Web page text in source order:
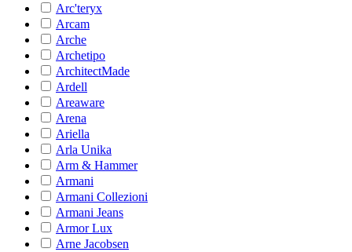
Arc'teryx
Arcam
Arche
Archetipo
ArchitectMade
Ardell
Areaware
Arena
Ariella
Arla Unika
Arm & Hammer
Armani
Armani Collezioni
Armani Jeans
Armor Lux
Arne Jacobsen